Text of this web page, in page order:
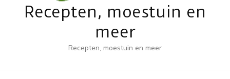
Recepten, moestuin en
meer
Recepten, moestuin en meer